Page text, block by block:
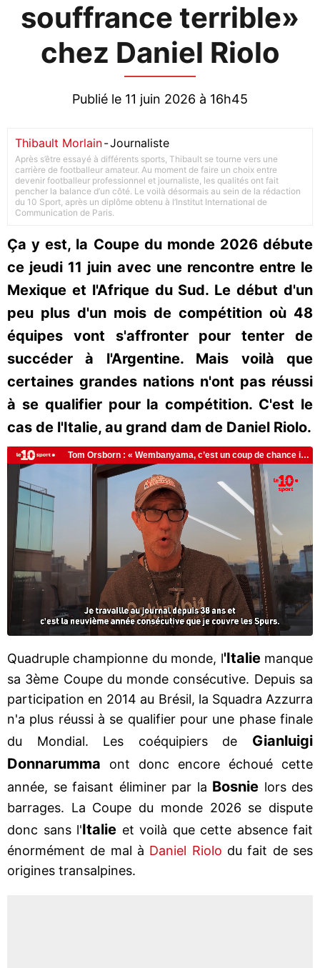
souffrance terrible»
chez Daniel Riolo
Publié le 11 juin 2026 à 16h45
Thibault Morlain-Journaliste
Après s’être essayé à différents sports, Thibault se tourne vers une
carrière de footballeur amateur. Au moment de faire un choix entre
devenir footballeur professionnel et journaliste, les qualités ont fait
pencher la balance d’un côté. Le voilà désormais au sein de la rédaction
du 10 Sport, après un diplôme obtenu à l’Institut International de
Communication de Paris.
Ça y est, la Coupe du monde 2026 débute
ce jeudi 11 juin avec une rencontre entre le
Mexique et l'Afrique du Sud. Le début d'un
peu plus d'un mois de compétition où 48
équipes vont s'affronter pour tenter de
succéder à l'Argentine. Mais voilà que
certaines grandes nations n'ont pas réussi
à se qualifier pour la compétition. C'est le
cas de l'Italie, au grand dam de Daniel Riolo.
Quadruple championne du monde, l'Italiemanque
sa 3ème Coupe du monde consécutive. Depuis sa
participation en 2014 au Brésil, la Squadra Azzurra
n'a plus réussi à se qualifier pour une phase finale
du Mondial. Les coéquipiers de Gianluigi
Donnarumma ont donc encore échoué cette
année, se faisant éliminer par la Bosnie lors des
barrages. La Coupe du monde 2026 se dispute
donc sans l'Italie et voilà que cette absence fait
énormément de mal à Daniel Riolo du fait de ses
origines transalpines.